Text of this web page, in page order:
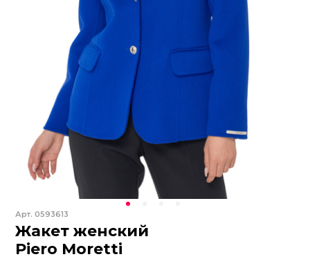
Арт.0593613
Жакет женский
Piero Moretti